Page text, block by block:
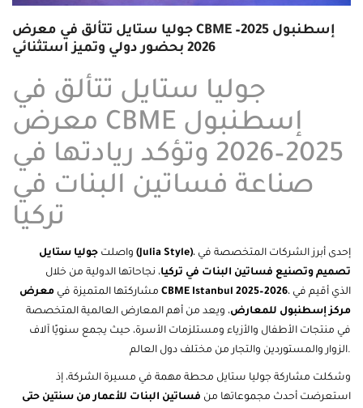
جوليا ستايل تتألق في معرض CBME إسطنبول 2025–
2026 بحضور دولي وتميز استثنائي
جوليا ستايل تتألق في
معرض CBME إسطنبول
2025–2026 وتؤكد ريادتها في
صناعة فساتين البنات في
تركيا
واصلت جوليا ستايل (Julia Style) ، إحدى أبرز الشركات المتخصصة في
تصميم وتصنيع فساتين البنات في تركيا، نجاحاتها الدولية من خلال
مشاركتها المتميزة في معرض CBME Istanbul 2025–2026 ، الذي أقيم في
مركز إسطنبول للمعارض، ويعد من أهم المعارض العالمية المتخصصة
في منتجات الأطفال والأزياء ومستلزمات الأسرة، حيث يجمع سنويًا آلاف
الزوار والمستوردين والتجار من مختلف دول العالم.
وشكلت مشاركة جوليا ستايل محطة مهمة في مسيرة الشركة، إذ
استعرضت أحدث مجموعاتها من فساتين البنات للأعمار من سنتين حتى